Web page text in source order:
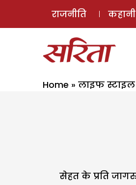
राजनीति कहानी
Home » लाइफ स्टाइल
सेहत के प्रति